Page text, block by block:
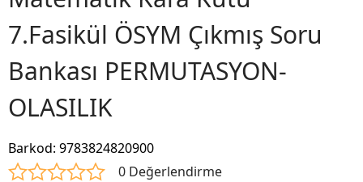
7.Fasikül ÖSYM Çıkmış Soru
Bankası PERMUTASYON-
OLASILIK
Barkod: 9783824820900
0 Değerlendirme